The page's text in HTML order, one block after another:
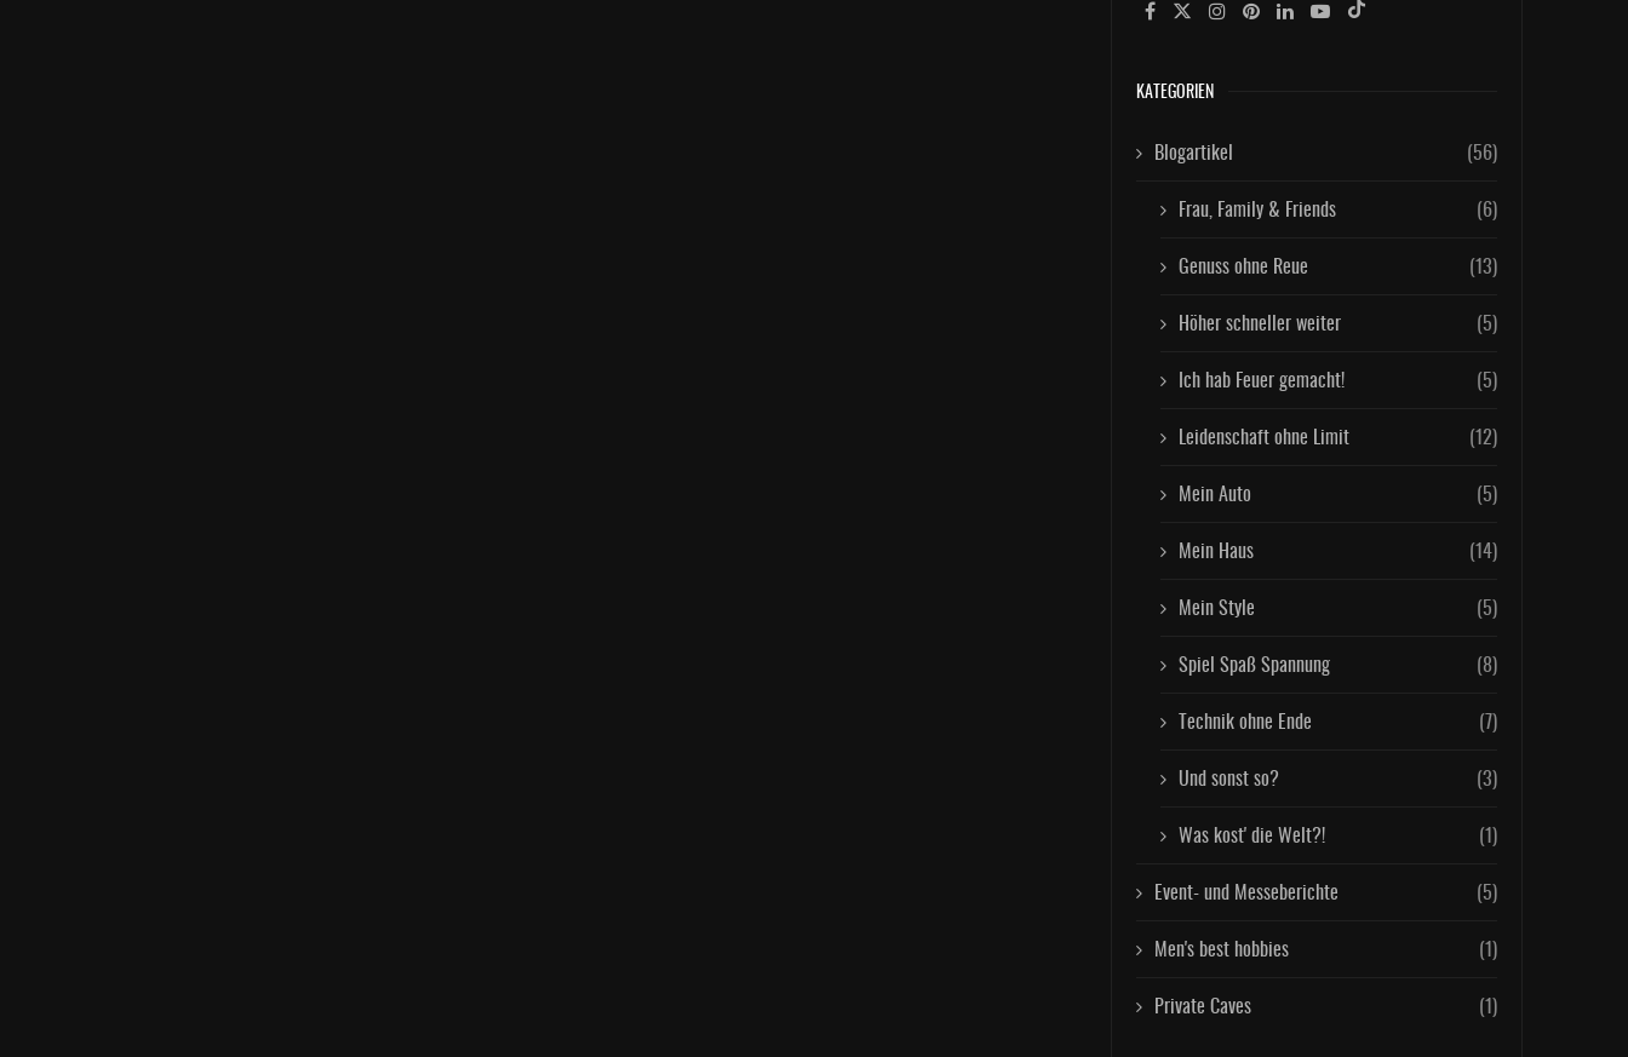
KATEGORIEN
Blogartikel
(56)
Frau, Family & Friends
(6)
Genuss ohne Reue
(13)
Höher schneller weiter
(5)
Ich hab Feuer gemacht!
(5)
Leidenschaft ohne Limit
(12)
Mein Auto
(5)
Mein Haus
(14)
Mein Style
(5)
Spiel Spaß Spannung
(8)
Technik ohne Ende
(7)
Und sonst so?
(3)
Was kost' die Welt?!
(1)
Event- und Messeberichte
(5)
Men's best hobbies
(1)
Private Caves
(1)